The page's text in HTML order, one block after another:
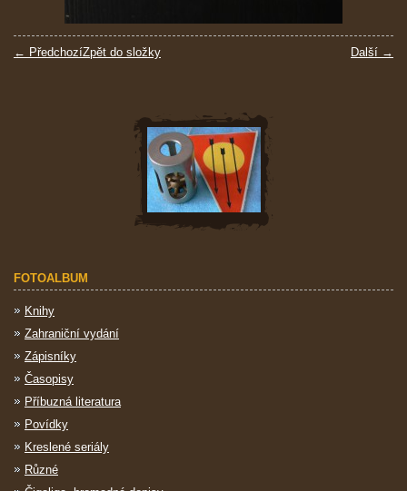
← Předchozí Další →
Zpět do složky
FOTOALBUM
Knihy
Zahraniční vydání
Zápisníky
Časopisy
Příbuzná literatura
Povídky
Kreslené seriály
Různé